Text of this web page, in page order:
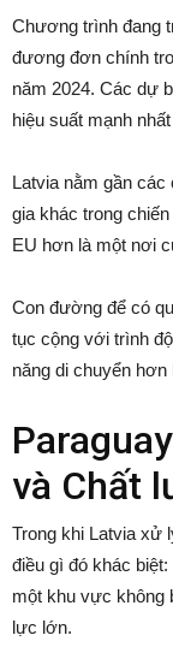
Chương trình đang
đương đơn chính
năm 2024. Các dự
hiệu suất mạnh
Latvia nằm gần các
gia khác trong
EU hơn là một nơi
Con đường để có
tục cộng với trình
năng di chuyển
và Chất
Trong khi Latvia xử
điều gì đó khác
một khu vực không
lực lớn.